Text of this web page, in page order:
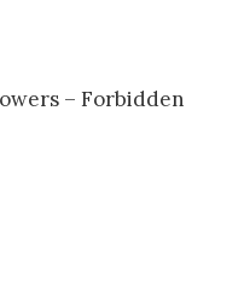
– Forbidden